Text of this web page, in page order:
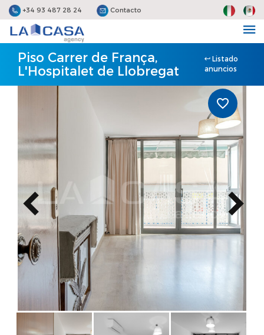
+34 93 487 28 24 Contacto
Piso Carrer de França,
L'Hospitalet de Llobregat
Listado
anuncios